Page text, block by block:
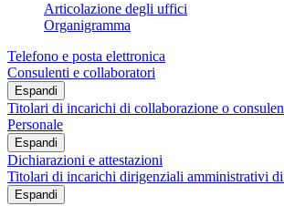
Articolazione degli uffici
Organigramma
Telefono e posta elettronica
Consulenti e collaboratori
Espandi
Titolari di incarichi di collaborazione o
Personale
Espandi
Dichiarazioni e attestazioni
Titolari di incarichi dirigenziali amministrativi
Espandi